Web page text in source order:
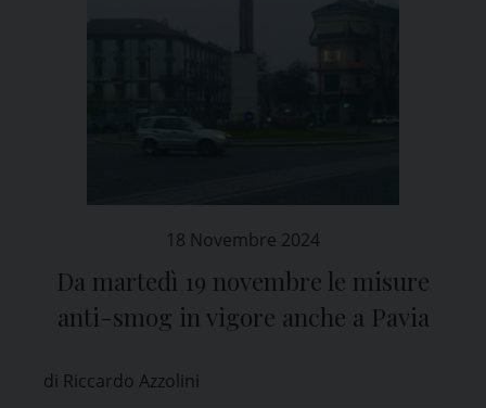
18 Novembre 2024
Da martedì 19 novembre le misure
anti-smog in vigore anche a Pavia
di Riccardo Azzolini